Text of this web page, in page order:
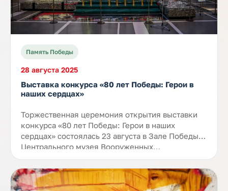
Память Победы
28 августа 2025
Выставка конкурса «80 лет Победы: Герои в
наших сердцах»
Торжественная церемония открытия выставки
конкурса «80 лет Победы: Герои в наших
сердцах» состоялась 23 августа в Зале Победы
Центрального музея Вооруженных…